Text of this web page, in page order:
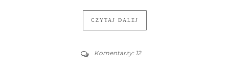
CZYTAJ DALEJ
Komentarzy: 12